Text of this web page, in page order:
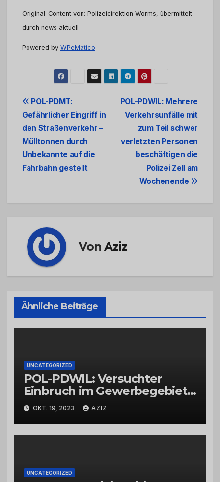
Original-Content von: Polizeidirektion Worms, übermittelt
durch news aktuell
Powered by WPeMatico
Beitrags-
Navigation
POL-PDWIL: Mehrere
Verkehrsunfälle mit
zum Teil schwer
verletzten Personen
beschäftigen die
Polizei Zell am
Wochenende
POL-PDMT:
Gefährlicher Eingriff in
den Straßenverkehr –
Mülltonnen durch
Unbekannte auf die
Fahrbahn gestellt
VonAziz
Ähnliche Beiträge
UNCATEGORIZED
POL-PDWIL: Versuchter
Einbruch im Gewerbegebiet
Wittlich
OKT. 19, 2023 AZIZ
UNCATEGORIZED